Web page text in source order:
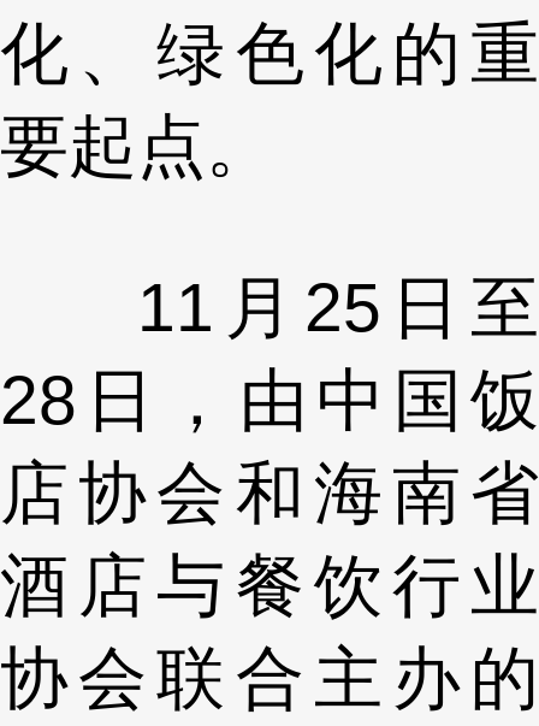
化、绿色化的重
要起点。
11月25日至
28日，由中国饭
店协会和海南省
酒店与餐饮行业
协会联合主办的